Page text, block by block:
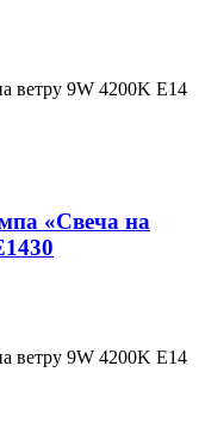
ветру 9W 4200K E14
«Свеча на
ветру 9W 4200K E14